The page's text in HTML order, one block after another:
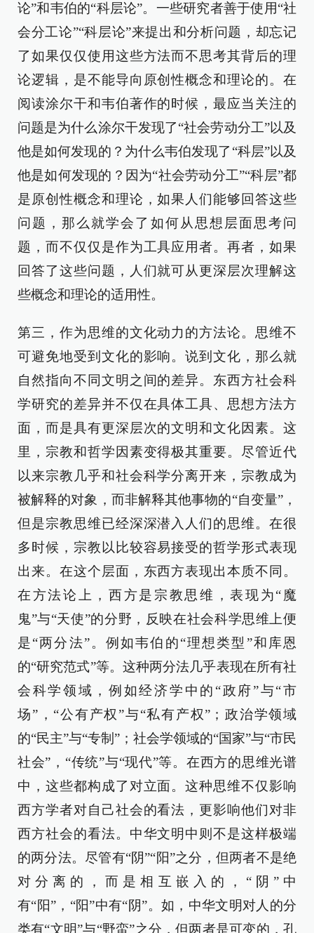
论”和韦伯的“科层论”。一些研究者善于使用“社
会分工论”“科层论”来提出和分析问题，却忘记
了如果仅仅使用这些方法而不思考其背后的理
论逻辑，是不能导向原创性概念和理论的。在
阅读涂尔干和韦伯著作的时候，最应当关注的
问题是为什么涂尔干发现了“社会劳动分工”以及
他是如何发现的？为什么韦伯发现了“科层”以及
他是如何发现的？因为“社会劳动分工”“科层”都
是原创性概念和理论，如果人们能够回答这些
问题，那么就学会了如何从思想层面思考问
题，而不仅仅是作为工具应用者。再者，如果
回答了这些问题，人们就可从更深层次理解这
些概念和理论的适用性。
第三，作为思维的文化动力的方法论。思维不
可避免地受到文化的影响。说到文化，那么就
自然指向不同文明之间的差异。东西方社会科
学研究的差异并不仅在具体工具、思想方法方
面，而是具有更深层次的文明和文化因素。这
里，宗教和哲学因素变得极其重要。尽管近代
以来宗教几乎和社会科学分离开来，宗教成为
被解释的对象，而非解释其他事物的“自变量”，
但是宗教思维已经深深潜入人们的思维。在很
多时候，宗教以比较容易接受的哲学形式表现
出来。在这个层面，东西方表现出本质不同。
在方法论上，西方是宗教思维，表现为“魔
鬼”与“天使”的分野，反映在社会科学思维上便
是“两分法”。例如韦伯的“理想类型”和库恩
的“研究范式”等。这种两分法几乎表现在所有社
会科学领域，例如经济学中的“政府”与“市
场”，“公有产权”与“私有产权”；政治学领域
的“民主”与“专制”；社会学领域的“国家”与“市民
社会”，“传统”与“现代”等。在西方的思维光谱
中，这些都构成了对立面。这种思维不仅影响
西方学者对自己社会的看法，更影响他们对非
西方社会的看法。中华文明中则不是这样极端
的两分法。尽管有“阴”“阳”之分，但两者不是绝
对分离的，而是相互嵌入的，“阴”中
有“阳”，“阳”中有“阴”。如，中华文明对人的分
类有“文明”与“野蛮”之分，但两者是可变的，孔